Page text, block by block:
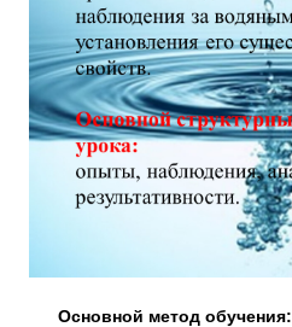
Основной метод обучения: